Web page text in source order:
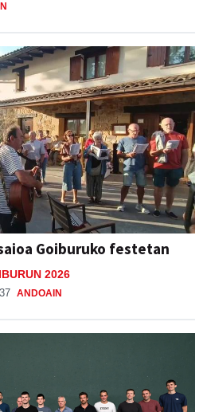
Goiburuko festetan
2026
ANDOAIN